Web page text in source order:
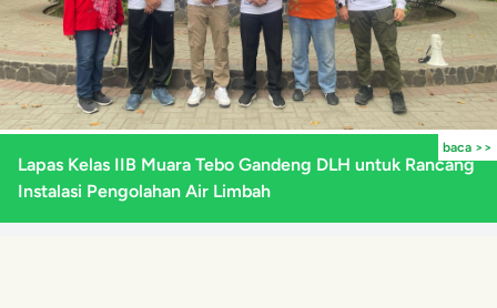
Lapas Kelas IIB Muara Tebo Gandeng DLH untuk Rancang
Instalasi Pengolahan Air Limbah
baca >>